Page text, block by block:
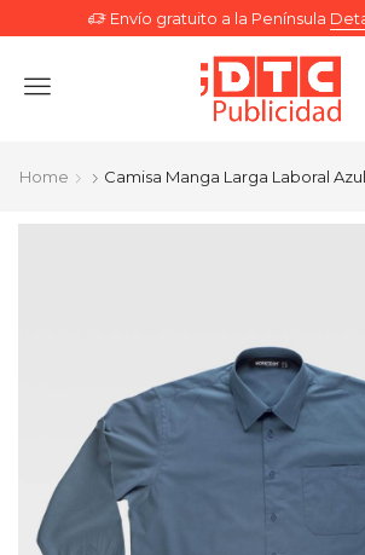
Envío gratuito a la Península
Menu
Home Camisa Manga Larga Laboral